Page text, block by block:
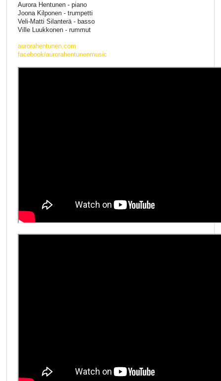
Aurora Hentunen - piano
Joona Kilponen - trumpetti
Veli-Matti Silanterä - basso
Ville Luukkonen - rummut
aurorahentunen.com
facebook/aurorahentunenmusic